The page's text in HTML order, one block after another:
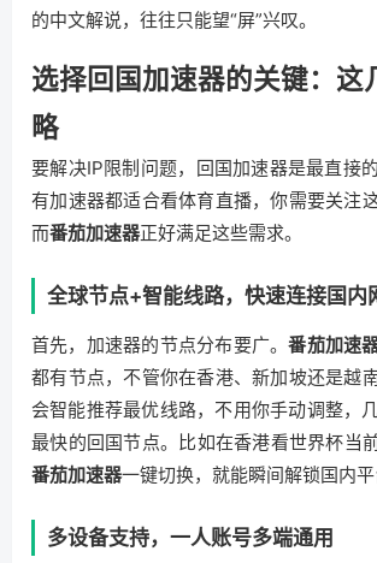
的中文解说，往往只能望“屏”兴叹。
选择回国加速器的关键：这
略
要解决IP限制问题，回国加速器是最直接
有加速器都适合看体育直播，你需要关
而番茄加速器正好满足这些需求。
全球节点+智能线路，快速连接国内
首先，加速器的节点分布要广。番茄加速
都有节点，不管你在香港、新加坡还是越
会智能推荐最优线路，不用你手动调整，
最快的回国节点。比如在香港看世界杯当
番茄加速器一键切换，就能瞬间解锁国内平
多设备支持，一人账号多端通用